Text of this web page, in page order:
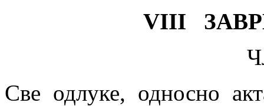
VIII
Све одлуке, односно